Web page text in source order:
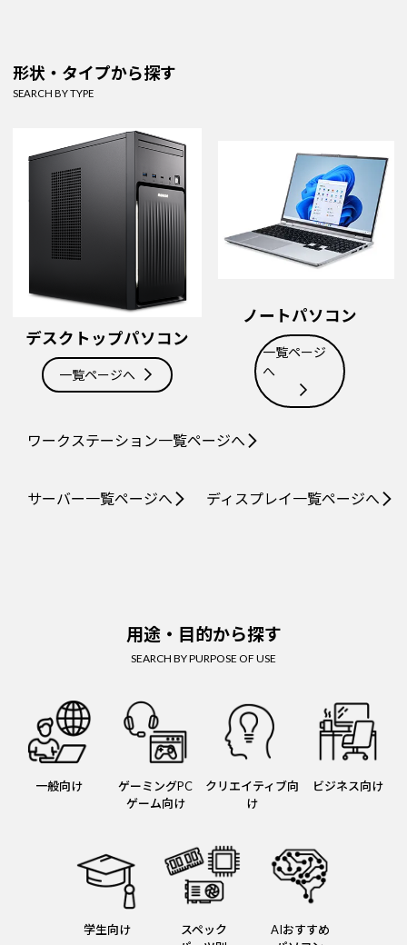
形状・タイプから探す
SEARCH BY TYPE
デスクトップパソコン
一覧ページへ
ノートパソコン
一覧ページ
へ
ワークステーション一覧ページへ
サーバー一覧ページへ ディスプレイ一覧ページへ
用途・目的から探す
SEARCH BY PURPOSE OF USE
一般向け
ゲーミングPC
ゲーム向け
クリエイティブ向
け
ビジネス向け
学生向け
スペック
AIおすすめ